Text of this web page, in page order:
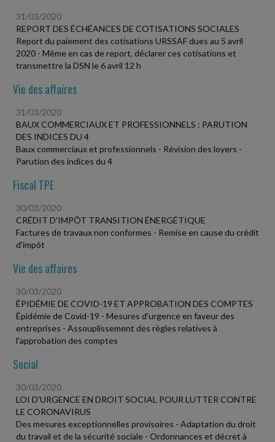
31/03/2020
REPORT DES ÉCHÉANCES DE COTISATIONS SOCIALES
Report du paiement des cotisations URSSAF dues au 5 avril
2020 - Même en cas de report, déclarer ces cotisations et
transmettre la DSN le 6 avril 12 h
Vie des affaires
31/03/2020
BAUX COMMERCIAUX ET PROFESSIONNELS : PARUTION
DES INDICES DU 4
Baux commerciaux et professionnels - Révision des loyers -
Parution des indices du 4
Fiscal TPE
30/03/2020
CRÉDIT D'IMPÔT TRANSITION ÉNERGÉTIQUE
Factures de travaux non conformes - Remise en cause du crédit
d'impôt
Vie des affaires
30/03/2020
ÉPIDÉMIE DE COVID-19 ET APPROBATION DES COMPTES
Épidémie de Covid-19 - Mesures d'urgence en faveur des
entreprises - Assouplissement des règles relatives à
l'approbation des comptes
Social
30/03/2020
LOI D'URGENCE EN DROIT SOCIAL POUR LUTTER CONTRE
LE CORONAVIRUS
Des mesures exceptionnelles provisoires - Adaptation du droit
du travail et de la sécurité sociale - Ordonnances et décret à